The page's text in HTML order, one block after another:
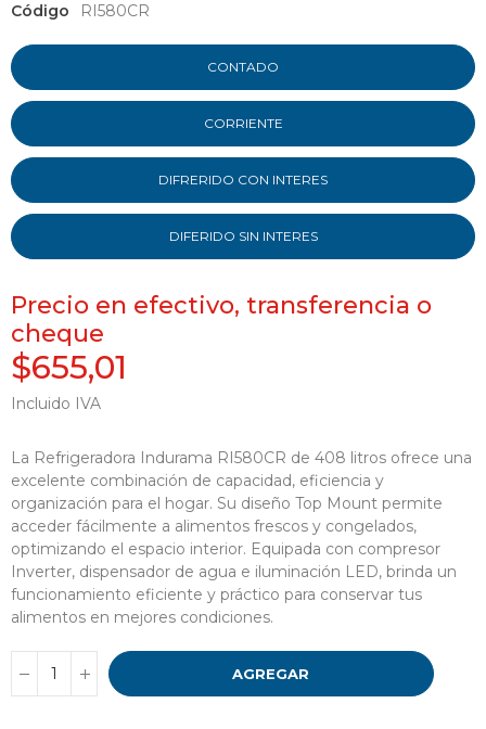
Código
RI580CR
CONTADO
CORRIENTE
DIFRERIDO CON INTERES
DIFERIDO SIN INTERES
Precio en efectivo, transferencia o
cheque
$655,01
Incluido IVA
La Refrigeradora Indurama RI580CR de 408 litros ofrece una
excelente combinación de capacidad, eficiencia y
organización para el hogar. Su diseño Top Mount permite
acceder fácilmente a alimentos frescos y congelados,
optimizando el espacio interior. Equipada con compresor
Inverter, dispensador de agua e iluminación LED, brinda un
funcionamiento eficiente y práctico para conservar tus
alimentos en mejores condiciones.
AGREGAR